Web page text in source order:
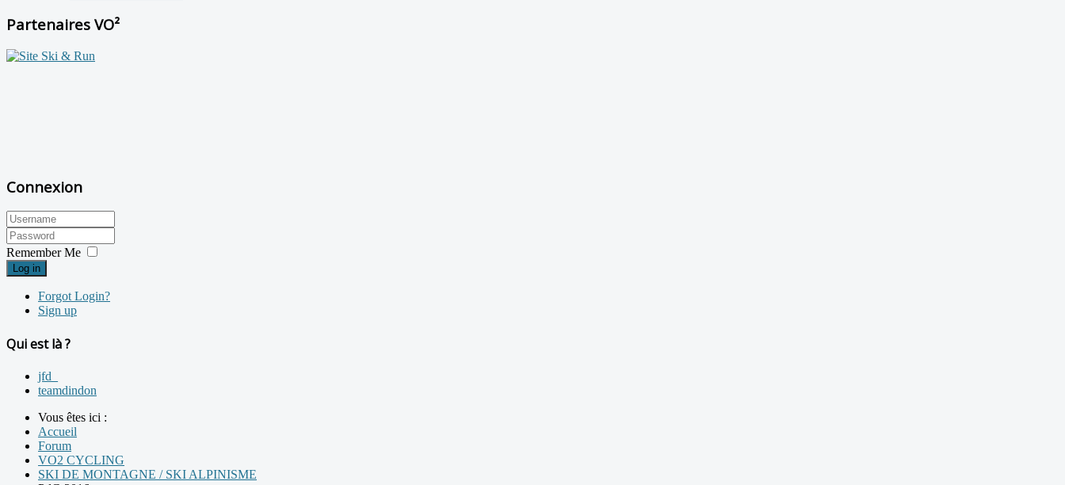
Partenaires VO²
Connexion
Remember Me
Log in
Forgot Login?
Sign up
Qui est là ?
jfd_
teamdindon
Vous êtes ici :
Accueil
Forum
VO2 CYCLING
SKI DE MONTAGNE / SKI ALPINISME